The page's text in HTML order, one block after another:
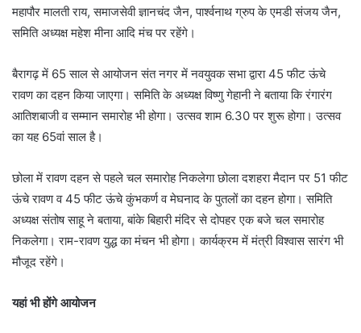
महापौर मालती राय, समाजसेवी ज्ञानचंद जैन, पार्श्वनाथ ग्रुप के एमडी संजय जैन,
समिति अध्यक्ष महेश मीना आदि मंच पर रहेंगे।
बैरागढ़ में 65 साल से आयोजन संत नगर में नवयुवक सभा द्वारा 45 फीट ऊंचे
रावण का दहन किया जाएगा। समिति के अध्यक्ष विष्णु गेहानी ने बताया कि रंगारंग
आतिशबाजी व सम्मान समारोह भी होगा। उत्सव शाम 6.30 पर शुरू होगा। उत्सव
का यह 65वां साल है।
छोला में रावण दहन से पहले चल समारोह निकलेगा छोला दशहरा मैदान पर 51 फीट
ऊंचे रावण व 45 फीट ऊंचे कुंभकर्ण व मेघनाद के पुतलों का दहन होगा। समिति
अध्यक्ष संतोष साहू ने बताया, बांके बिहारी मंदिर से दोपहर एक बजे चल समारोह
निकलेगा। राम-रावण युद्ध का मंचन भी होगा। कार्यक्रम में मंत्री विश्वास सारंग भी
मौजूद रहेंगे।
यहां भी होंगे आयोजन